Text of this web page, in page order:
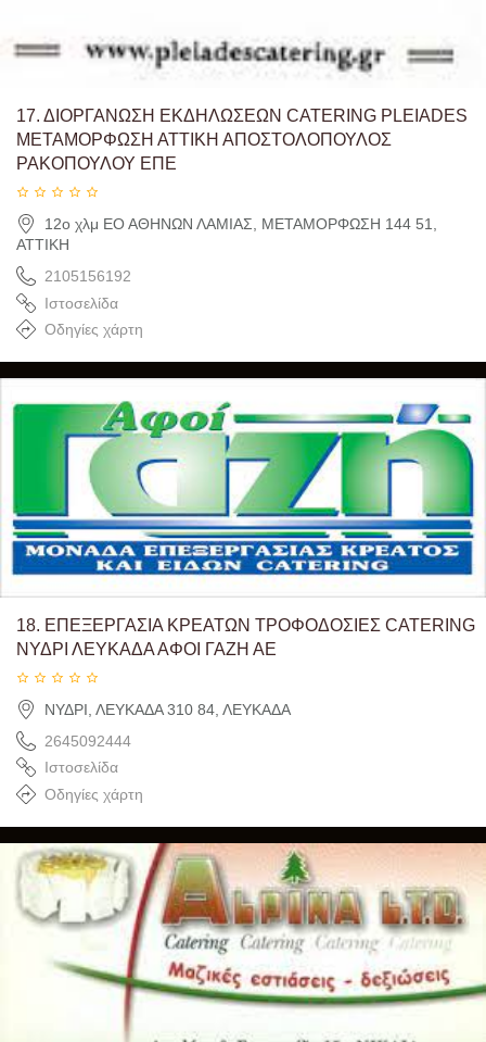
17. ΔΙΟΡΓΑΝΩΣΗ ΕΚΔΗΛΩΣΕΩΝ CATERING PLEIADES
ΜΕΤΑΜΟΡΦΩΣΗ ΑΤΤΙΚΗ ΑΠΟΣΤΟΛΟΠΟΥΛΟΣ
ΡΑΚΟΠΟΥΛΟΥ ΕΠΕ
12ο χλμ ΕΟ ΑΘΗΝΩΝ ΛΑΜΙΑΣ, ΜΕΤΑΜΟΡΦΩΣΗ 144 51,
ΑΤΤΙΚΗ
2105156192
Ιστοσελίδα
Οδηγίες χάρτη
18. ΕΠΕΞΕΡΓΑΣΙΑ ΚΡΕΑΤΩΝ ΤΡΟΦΟΔΟΣΙΕΣ CATERING
ΝΥΔΡΙ ΛΕΥΚΑΔΑ ΑΦΟΙ ΓΑΖΗ ΑΕ
ΝΥΔΡΙ, ΛΕΥΚΑΔΑ 310 84, ΛΕΥΚΑΔΑ
2645092444
Ιστοσελίδα
Οδηγίες χάρτη